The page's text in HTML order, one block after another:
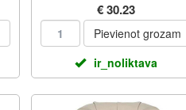
€ 30.23
Pievienot grozam
ir_noliktava